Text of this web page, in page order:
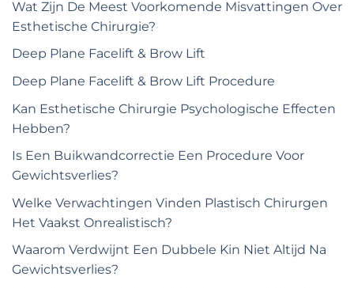
Wat Zijn De Meest Voorkomende Misvattingen Over
Esthetische Chirurgie?
Deep Plane Facelift & Brow Lift
Deep Plane Facelift & Brow Lift Procedure
Kan Esthetische Chirurgie Psychologische Effecten
Hebben?
Is Een Buikwandcorrectie Een Procedure Voor
Gewichtsverlies?
Welke Verwachtingen Vinden Plastisch Chirurgen
Het Vaakst Onrealistisch?
Waarom Verdwijnt Een Dubbele Kin Niet Altijd Na
Gewichtsverlies?